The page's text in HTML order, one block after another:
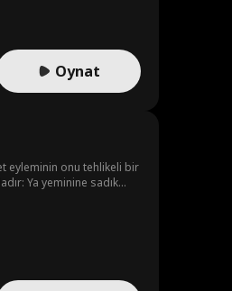
Oynat
eyleminin onu tehlikeli bir
Ya yeminine sadık